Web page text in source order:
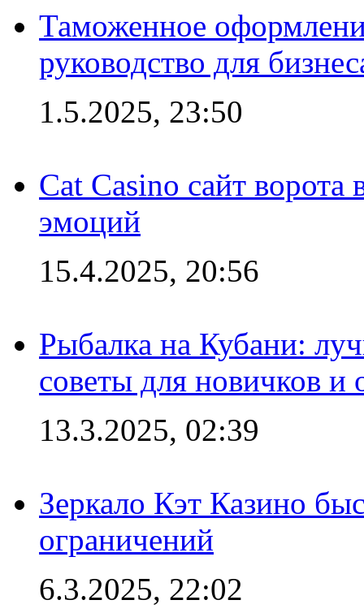
Таможенное
руководство для
1.5.2025, 23:50
Cat Casino сайт
эмоций
15.4.2025, 20:56
Рыбалка на Кубани:
советы для новичков
13.3.2025, 02:39
Зеркало Кэт Казино
ограничений
6.3.2025, 22:02